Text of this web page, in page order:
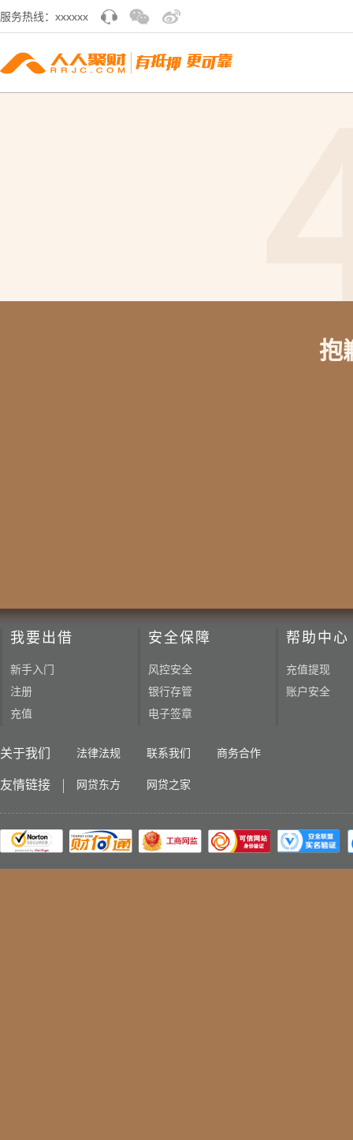
服务热线：xxxxxx
抱
我要出借
新手入门
注册
充值
安全保障
风控安全
银行存管
电子签章
帮助中心
充值提现
账户安全
关于我们 法律法规 联系我们 商务合作
友情链接 网贷东方 网贷之家